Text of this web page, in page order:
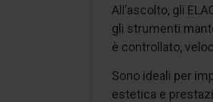
All’ascolto, gli
gli strumenti
è controllato,
Sono ideali per
estetica e